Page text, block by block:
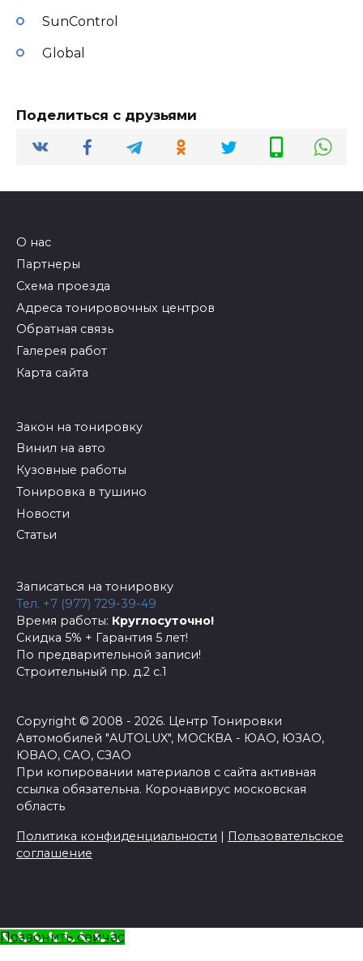
SunControl
Global
Поделиться с друзьями
О нас
Партнеры
Схема проезда
Адреса тонировочных центров
Обратная связь
Галерея работ
Карта сайта
Закон на тонировку
Винил на авто
Кузовные работы
Тонировка в тушино
Новости
Статьи
Записаться на тонировку
Тел. +7 (977) 729-39-49
Время работы: Круглосуточно!
Скидка 5% + Гарантия 5 лет!
По предварительной записи!
Строительный пр. д.2 с.1
Copyright © 2008 - 2026. Центр Тонировки
Автомобилей "AUTOLUX", МОСКВА - ЮАО, ЮЗАО,
ЮВАО, САО, СЗАО
При копировании материалов с сайта активная
ссылка обязательна. Коронавирус московская
область
Политика конфиденциальности | Пользовательское
соглашение
Позвонить сейчас